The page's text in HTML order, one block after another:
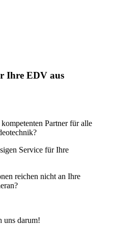
Ihre EDV aus
Partner für alle
Service für Ihre
reichen nicht an Ihre
uns darum!